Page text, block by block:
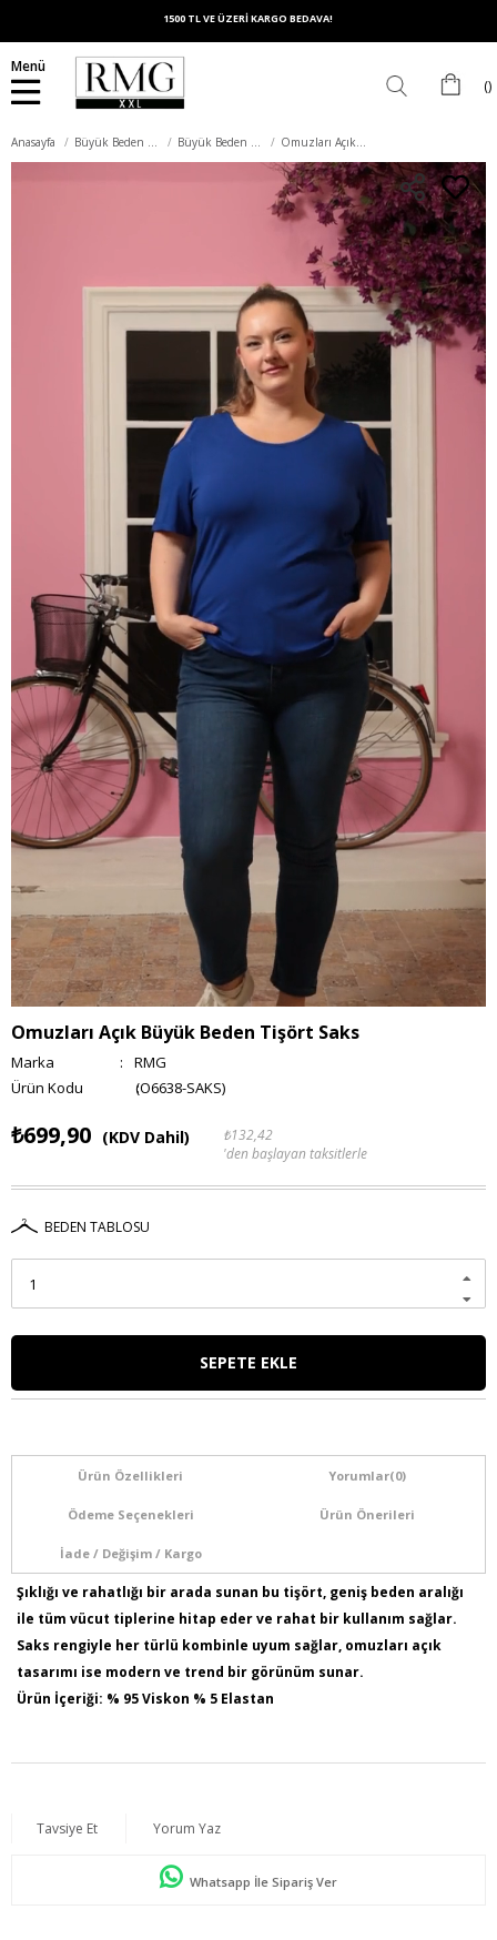
1500 TL VE ÜZERİ KARGO BEDAVA!
Menü
Anasayfa Büyük Beden Üst Giyim Büyük Beden Tişört Omuzları Açık Büyük Beden Tişört Saks
Omuzları Açık Büyük Beden Tişört Saks
Marka :
RMG
(O6638-SAKS)
₺699,90 (KDV Dahil)
₺132,42
'den başlayan taksitlerle
BEDEN TABLOSU
Ürün Özellikleri Yorumlar(0)
Ödeme Seçenekleri Ürün Önerileri
İade / Değişim / Kargo
Şıklığı ve rahatlığı bir arada sunan bu tişört, geniş beden aralığı
ile tüm vücut tiplerine hitap eder ve rahat bir kullanım sağlar.
Saks rengiyle her türlü kombinle uyum sağlar, omuzları açık
tasarımı ise modern ve trend bir görünüm sunar.
Ürün İçeriği: % 95 Viskon % 5 Elastan
Tavsiye Et Yorum Yaz
Whatsapp İle Sipariş Ver